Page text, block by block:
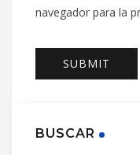
navegador para la
BUSCAR